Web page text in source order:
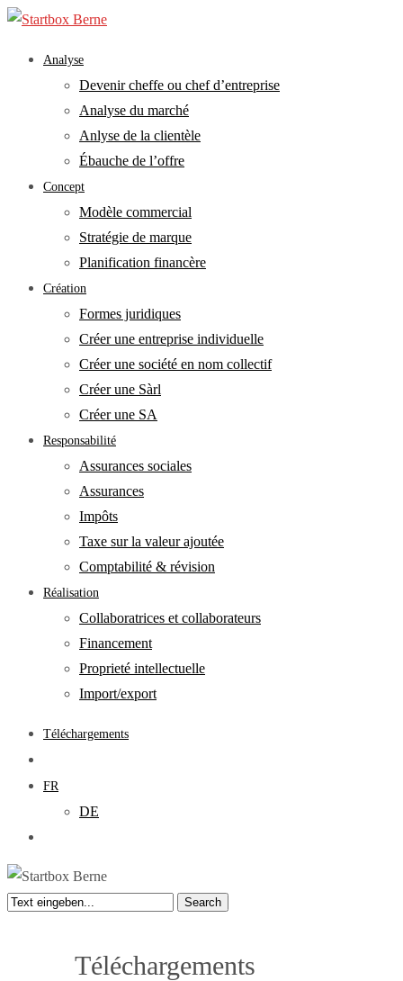
Skip
content
search
Menu Analyse
Devenir cheffe ou chef d’entreprise
Analyse du marché
Anlyse de la clientèle
Ébauche de l’offre
Concept
Modèle commercial
Stratégie de marque
Planification financère
Création
Formes juridiques
Créer une entreprise individuelle
Créer une société en nom collectif
Créer une Sàrl
Créer une SA
Responsabilité
Assurances sociales
Assurances
Impôts
Taxe sur la valeur ajoutée
Comptabilité & révision
Réalisation
Collaboratrices et collaborateurs
Financement
Proprieté intellectuelle
Import/export
Téléchargements
FR
DE
Search
Téléchargements